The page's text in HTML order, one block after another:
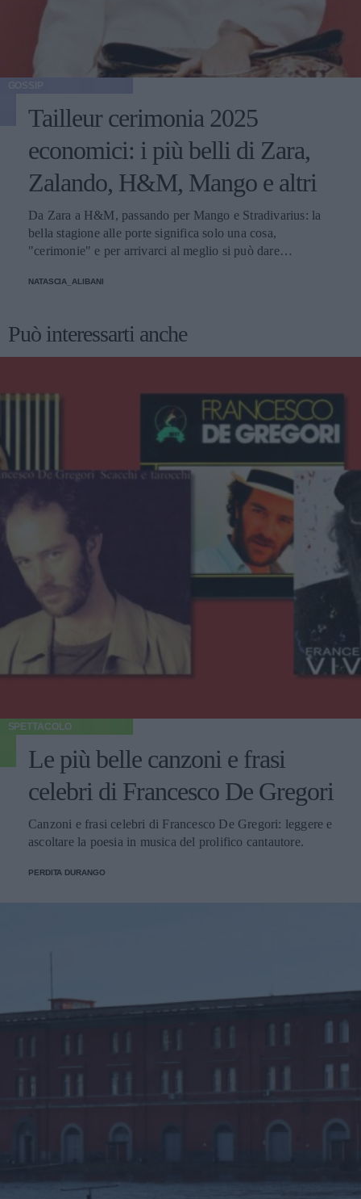
Tailleur cerimonia 2025
economici: i più belli di Zara,
Zalando, H&M, Mango e altri
Da Zara a H&M, passando per Mango e Stradivarius: la
bella stagione alle porte significa solo una cosa,
"cerimonie" e per arrivarci al meglio si può dare
NATASCIA_ALIBANI
Può interessarti anche
SPETTACOLO
Le più belle canzoni e frasi
celebri di Francesco De Gregori
Canzoni e frasi celebri di Francesco De Gregori: leggere e
ascoltare la poesia in musica del prolifico cantautore.
PERDITA DURANGO